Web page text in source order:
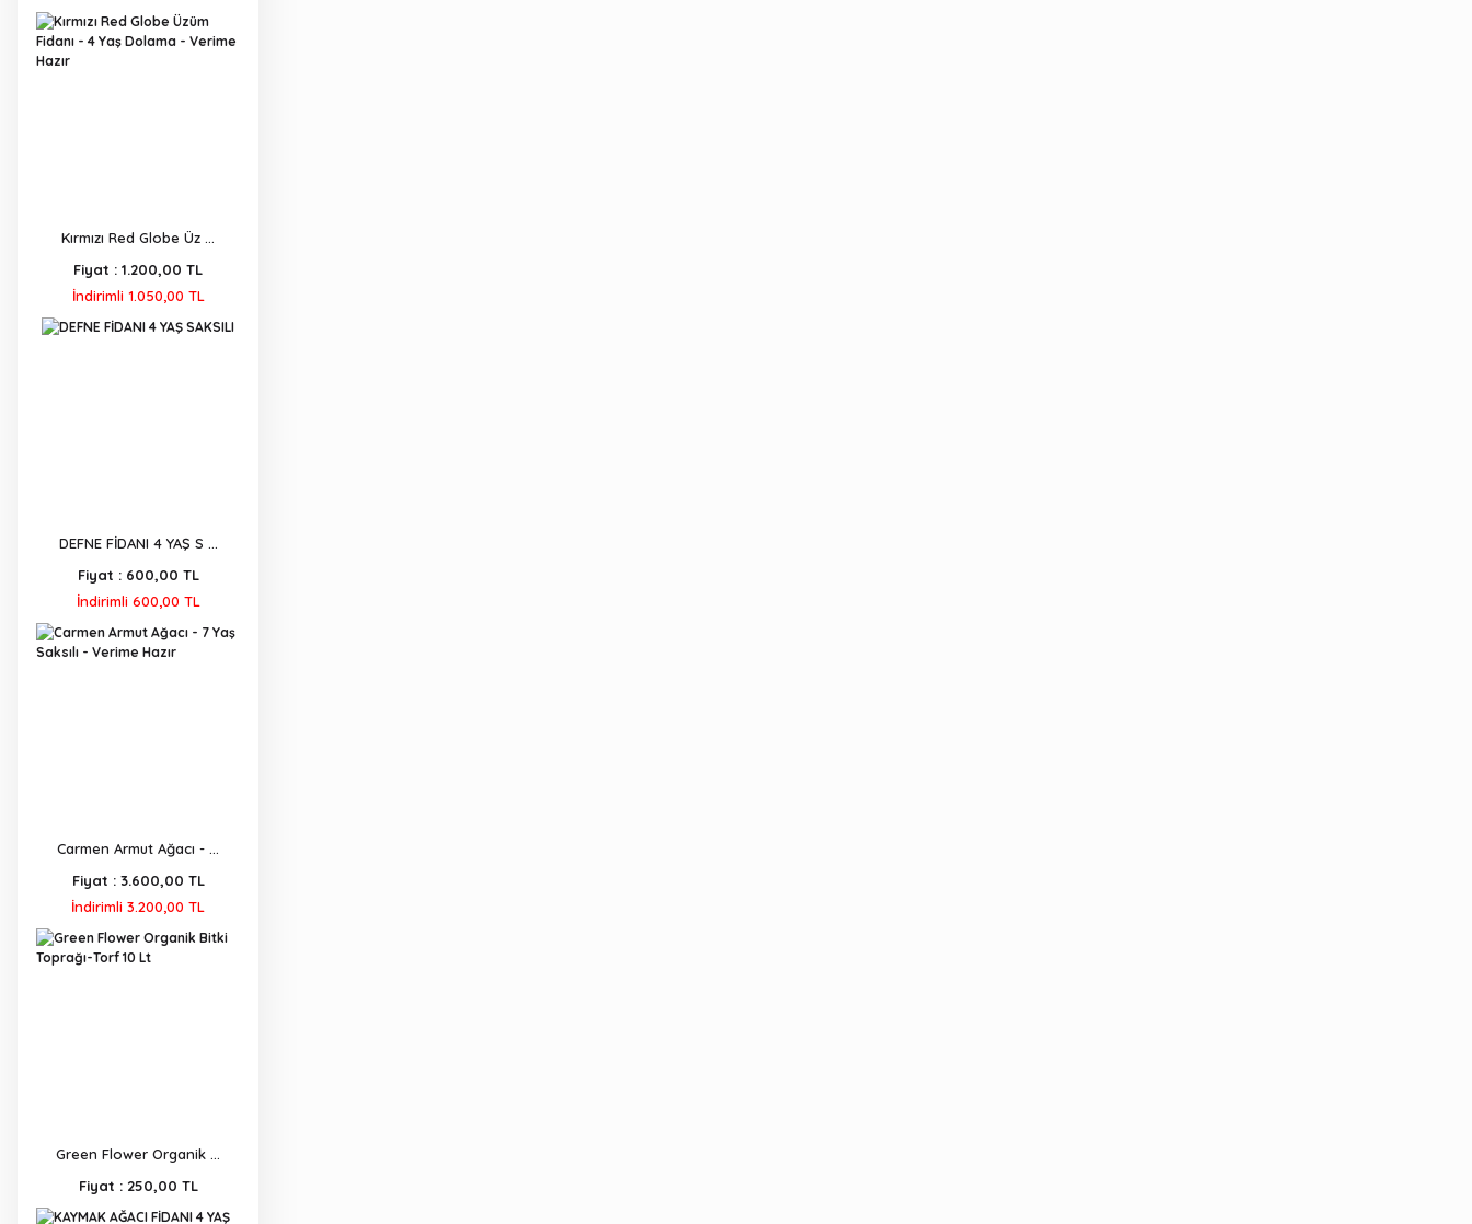
Kırmızı Red Globe Üz ...
Fiyat : 1.200,00 TL
İndirimli 1.050,00 TL
DEFNE FİDANI 4 YAŞ S ...
Fiyat : 600,00 TL
İndirimli 600,00 TL
Carmen Armut Ağacı - ...
Fiyat : 3.600,00 TL
İndirimli 3.200,00 TL
Green Flower Organik ...
Fiyat : 250,00 TL